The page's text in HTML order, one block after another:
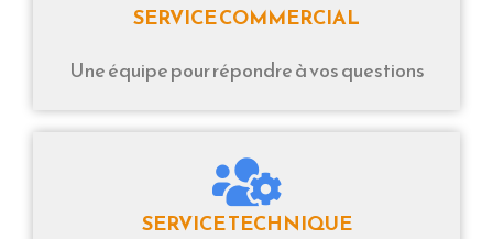
SERVICE COMMERCIAL
Une équipe pour répondre à vos questions
SERVICE TECHNIQUE